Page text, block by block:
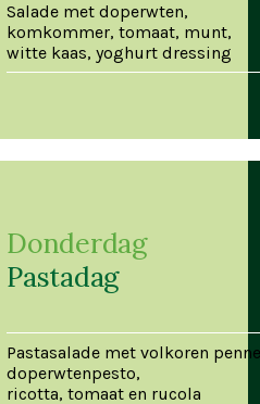
Salade met doperwten,
komkommer, tomaat, munt,
witte kaas, yoghurt dressing
Donderdag
Pastadag
Pastasalade met volkoren
doperwtenpesto,
ricotta, tomaat en rucola